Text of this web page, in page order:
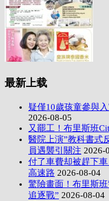
最新上载
疑僅10歲孩童參與
2026-08-05
又罷工！布里斯班
醫院上演”教科書式
員遇襲引關注 2026-
付了車費却被趕下
高速路 2026-08-04
驚險畫面！布里斯
追逐戰” 2026-08-04